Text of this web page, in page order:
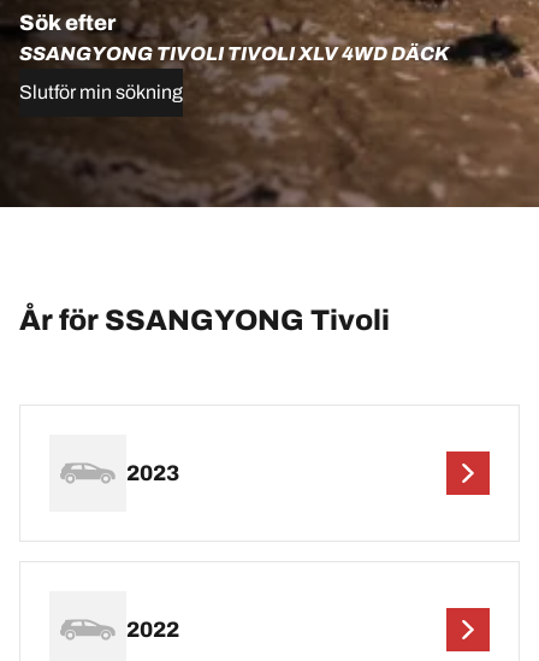
Sök efter
SSANGYONG TIVOLI TIVOLI XLV 4WD DÄCK
Slutför min sökning
År för SSANGYONG Tivoli
2023
2022